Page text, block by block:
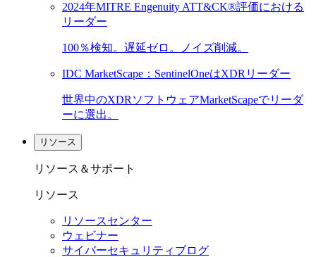
2024年MITRE Engenuity ATT&CK®評価における
リーダー
100％検知。遅延ゼロ。ノイズ削減。
IDC MarketScape：SentinelOneはXDRリーダー
世界中のXDRソフトウェアMarketScapeでリーダ
ーに選出。
リソース
リソース＆サポート
リソース
リソースセンター
ウェビナー
サイバーセキュリティブログ